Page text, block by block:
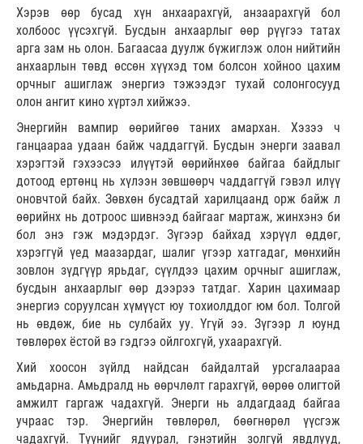
Хэрэв өөр бусад хүн анхаарахгүй, анзаарахгүй бол
холбоос үүсэхгүй. Бусдын анхаарлыг өөр рүүгээ татах
арга зам нь олон. Багаасаа дуулж бүжиглэж олон нийтийн
анхаарлын төвд өссөн хүүхэд том болсон хойноо цахим
орчныг ашиглаж энергиэ тэжээдэг тухай солонгосууд
олон ангит кино хүртэл хийжээ.
Энергийн вампир өөрийгөө таних амархан. Хэзээ ч
ганцаараа удаан байж чаддаггүй. Бусдын энерги заавал
хэрэгтэй гэхээсээ илүүтэй өөрийнхөө байгаа байдлыг
дотоод ертөнц нь хүлээн зөвшөөрч чаддаггүй гэвэл илүү
оновчтой байх. Зөвхөн бусадтай харилцаанд орж байж л
өөрийнх нь дотроос шивнээд байгааг мартаж, жинхэнэ би
бол энэ гэж мэдэрдэг. Зүгээр байхад хэрүүл өддөг,
хэрэггүй үед маазардаг, шалиг үгээр хатгадаг, мөнхийн
зовлон зүдгүүр ярьдаг, сүүлдээ цахим орчныг ашиглаж,
бусдын анхаарлыг өөр дээрээ татдаг. Харин цахимаар
энергиэ соруулсан хүмүүст юу тохиолддог юм бол. Толгой
нь өвдөж, бие нь сулбайх уу. Үгүй ээ. Зүгээр л юунд
төвлөрөх ёстой вэ гэдгээ ойлгохгүй, ухаарахгүй.
Хий хоосон зүйлд найдсан байдалтай урсгалаараа
амьдарна. Амьдралд нь өөрчлөлт гарахгүй, өөрөө олигтой
амжилт гаргаж чадахгүй. Энерги нь алдагдаад байгаа
учраас тэр. Энергийн төвлөрөл, бөөгнөрөл үүсгэж
чадахгүй. Түүнийг ядуурал, гэнэтийн золгүй явдлууд,